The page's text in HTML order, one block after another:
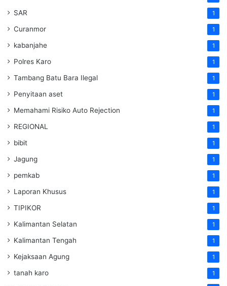
SAR 1
Curanmor 1
kabanjahe 1
Polres Karo 1
Tambang Batu Bara Ilegal 1
Penyitaan aset 1
Memahami Risiko Auto Rejection 1
REGIONAL 1
bibit 1
Jagung 1
pemkab 1
Laporan Khusus 1
TIPIKOR 1
Kalimantan Selatan 1
Kalimantan Tengah 1
Kejaksaan Agung 1
tanah karo 1